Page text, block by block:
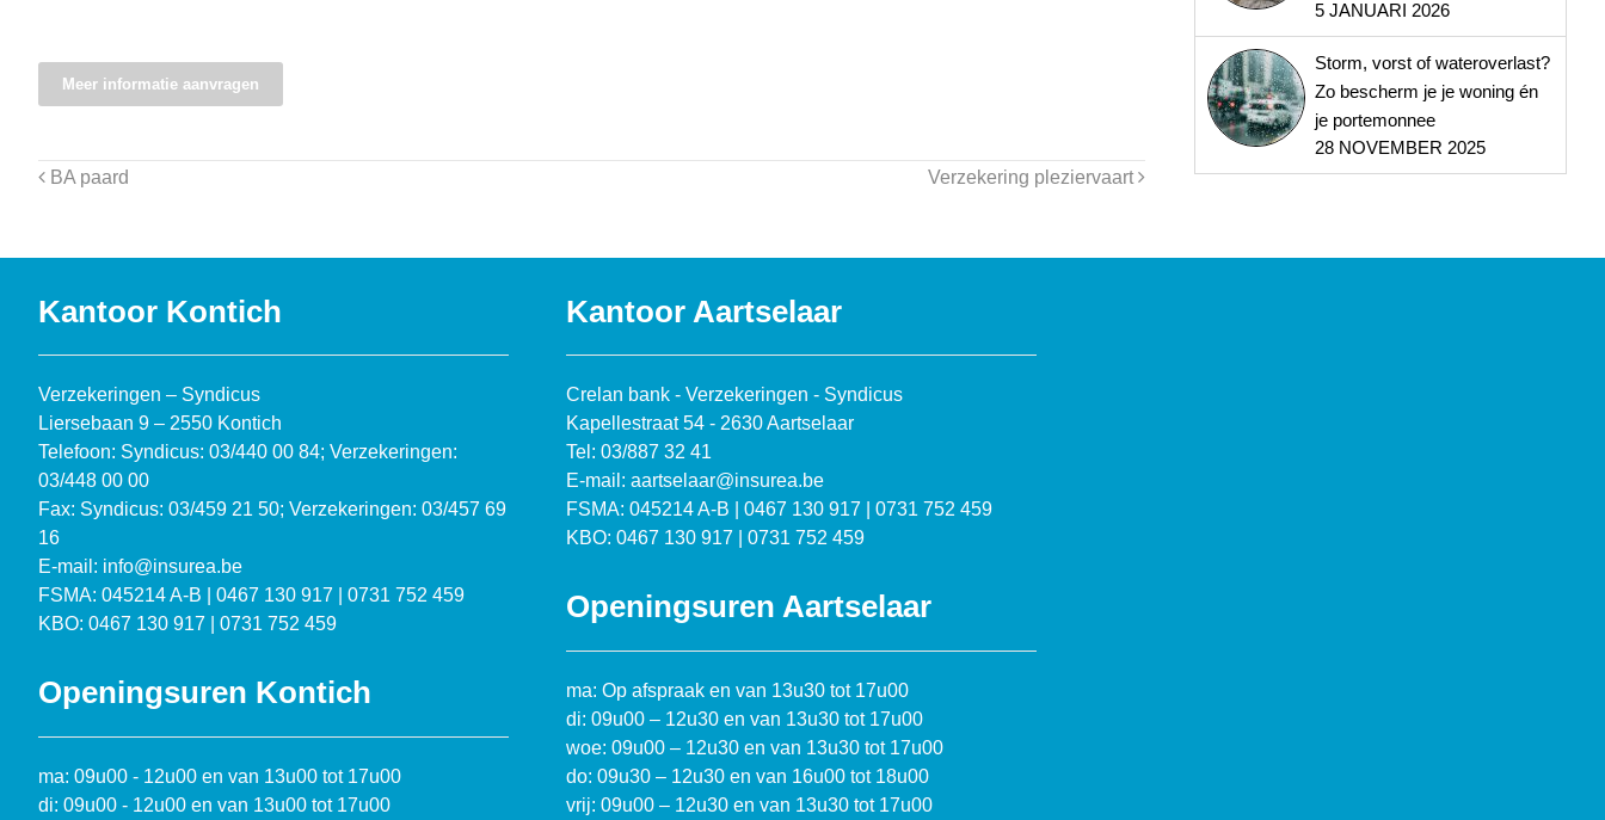
Meer informatie aanvragen
BA paard Verzekering pleziervaart
5 JANUARI 2026
Storm, vorst of wateroverlast?
Zo bescherm je je woning én
je portemonnee
28 NOVEMBER 2025
Kantoor Kontich
Verzekeringen – Syndicus
Liersebaan 9 – 2550 Kontich
Telefoon: Syndicus: 03/440 00 84; Verzekeringen:
03/448 00 00
Fax: Syndicus: 03/459 21 50; Verzekeringen: 03/457 69
16
E-mail: info@insurea.be
FSMA: 045214 A-B | 0467 130 917 | 0731 752 459
KBO: 0467 130 917 | 0731 752 459
Openingsuren Kontich
ma: 09u00 - 12u00 en van 13u00 tot 17u00
di: 09u00 - 12u00 en van 13u00 tot 17u00
Kantoor Aartselaar
Crelan bank - Verzekeringen - Syndicus
Kapellestraat 54 - 2630 Aartselaar
Tel: 03/887 32 41
E-mail: aartselaar@insurea.be
FSMA: 045214 A-B | 0467 130 917 | 0731 752 459
KBO: 0467 130 917 | 0731 752 459
Openingsuren Aartselaar
ma: Op afspraak en van 13u30 tot 17u00
di: 09u00 – 12u30 en van 13u30 tot 17u00
woe: 09u00 – 12u30 en van 13u30 tot 17u00
do: 09u30 – 12u30 en van 16u00 tot 18u00
vrij: 09u00 – 12u30 en van 13u30 tot 17u00